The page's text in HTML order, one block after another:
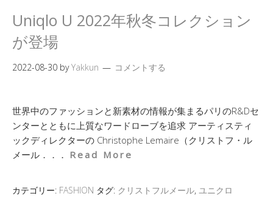
Uniqlo U 2022年秋冬コレクション
が登場
2022-08-30 byYakkun コメントする
世界中のファッションと新素材の情報が集まるパリのR&Dセ
ンターとともに上質なワードローブを追求 アーティスティ
ックディレクターの Christophe Lemaire（クリストフ・ル
メール．．． Read More
カテゴリー: FASHION タグ: クリストフルメール, ユニクロ